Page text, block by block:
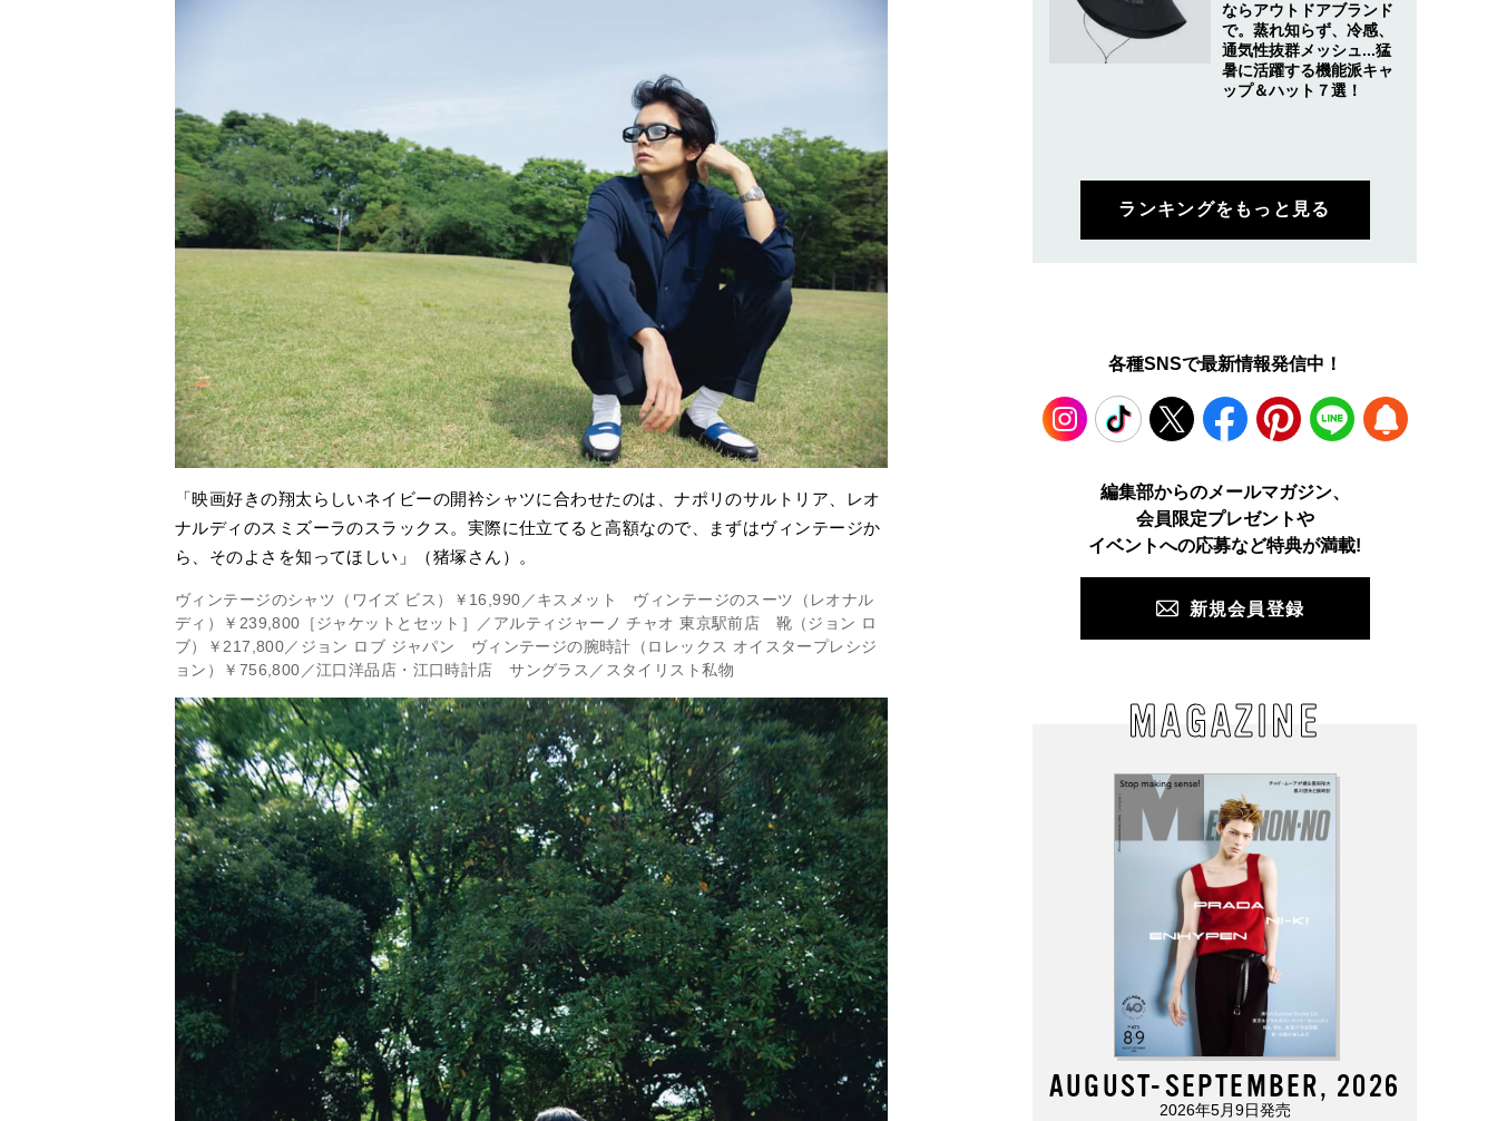
「映画好きの翔太らしいネイビーの開衿シャツに合わせたのは、ナポリのサルトリア、レオ
ナルディのスミズーラのスラックス。実際に仕立てると高額なので、まずはヴィンテージか
ら、そのよさを知ってほしい」（猪塚さん）。
ヴィンテージのシャツ（ワイズ ビス）￥16,990／キスメット ヴィンテージのスーツ（レオナル
ディ）￥239,800［ジャケットとセット］／アルティジャーノ チャオ 東京駅前店 靴（ジョン ロ
ブ）￥217,800／ジョン ロブ ジャパン ヴィンテージの腕時計（ロレックス オイスタープレシジ
ョン）￥756,800／江口洋品店・江口時計店 サングラス／スタイリスト私物
ならアウトドアブランド
で。蒸れ知らず、冷感、
通気性抜群メッシュ...猛
暑に活躍する機能派キャ
ップ＆ハット７選！
ランキングをもっと見る
各種SNSで最新情報発信中！
TikTok Facebook Pinterest LINE
編集部からのメールマガジン、
会員限定プレゼントや
イベントへの応募など特典が満載!
新規会員登録
MAGAZINE
AUGUST-SEPTEMBER, 2026
2026年5月9日発売